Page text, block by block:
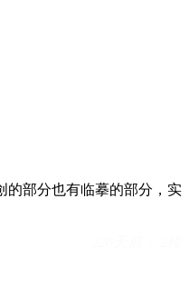
的部分也有临摹的部分，实